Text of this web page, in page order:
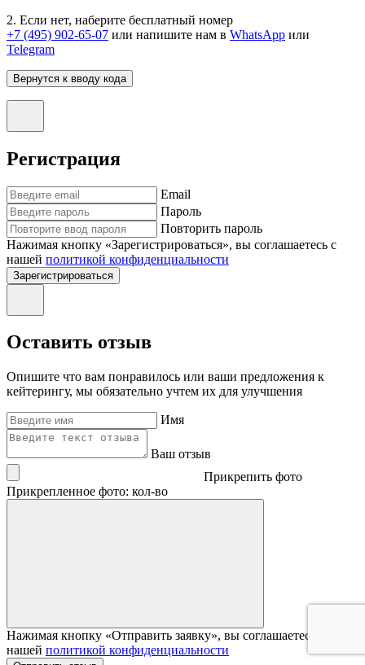
2. Если нет, наберите бесплатный номер
+7 (495) 902-65-07 или напишите нам в WhatsApp или
Telegram
Вернутся к вводу кода
Регистрация
Email
Пароль
Повторить пароль
Нажимая кнопку «Зарегистрироваться», вы соглашаетесь с
нашей политикой конфиденциальности
Зарегистрироваться
Оставить отзыв
Опишите что вам понравилось или ваши предложения к
кейтерингу, мы обязательно учтем их для улучшения
Имя
Ваш отзыв
Прикрепить фото
Прикрепленное фото: кол-во
Нажимая кнопку «Отправить заявку», вы соглашаетесь с
нашей политикой конфиденциальности